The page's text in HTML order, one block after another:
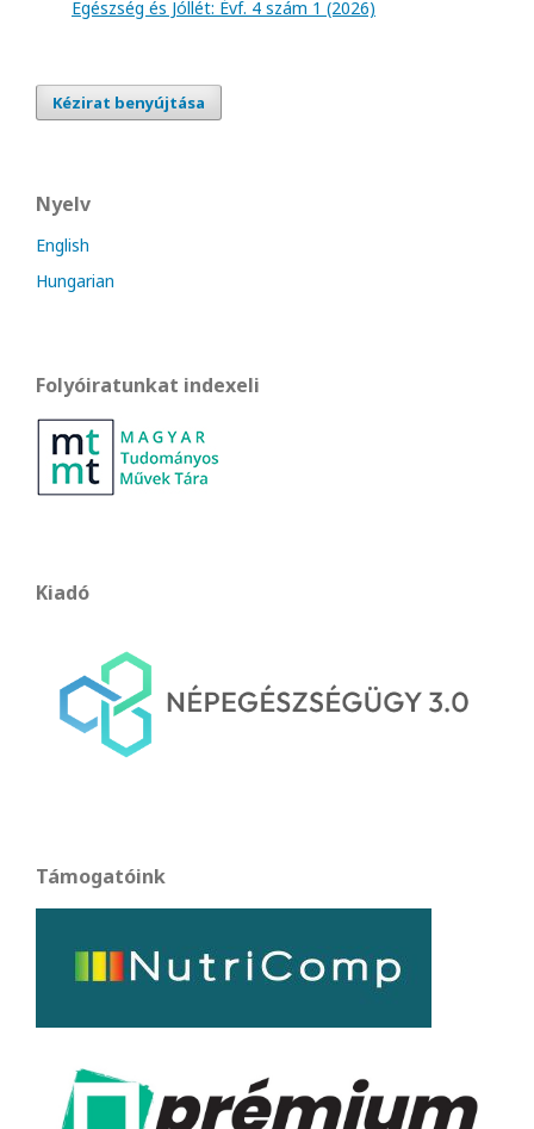
Egészség és Jóllét: Évf. 4 szám 1 (2026)
Kézirat benyújtása
Nyelv
English
Hungarian
Folyóiratunkat indexeli
Kiadó
Támogatóink